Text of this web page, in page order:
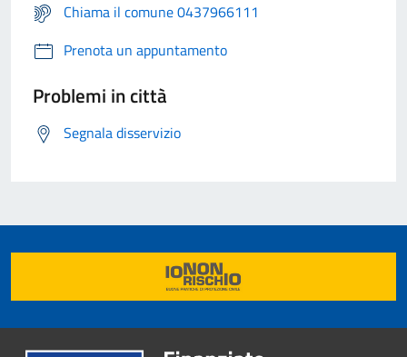
Chiama il comune 0437966111
Prenota un appuntamento
Problemi in città
Segnala disservizio